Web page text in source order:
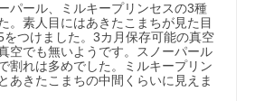
パール、ミルキープリンセスの3種
。素人目にはあきたこまちが見た目
つけました。3カ月保存可能の真空
空でも無いようです。スノーパール
割れは多めでした。ミルキープリン
あきたこまちの中間くらいに見えま